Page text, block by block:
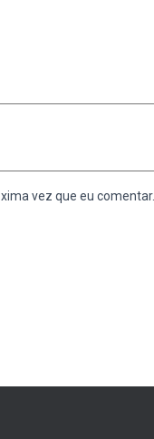
vez que eu comentar.